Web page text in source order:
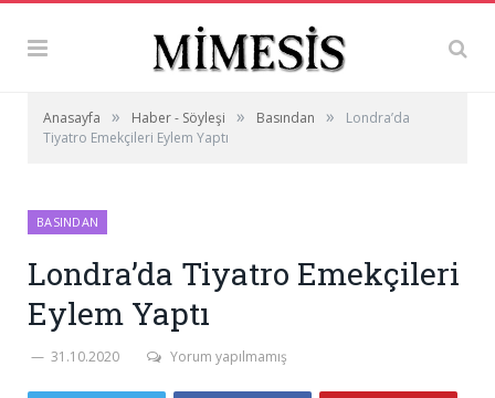
Anasayfa » Haber - Söyleşi » Basından »
Londra’da
Tiyatro Emekçileri Eylem Yaptı
BASINDAN
Londra’da Tiyatro Emekçileri
Eylem Yaptı
31.10.2020 Yorum yapılmamış